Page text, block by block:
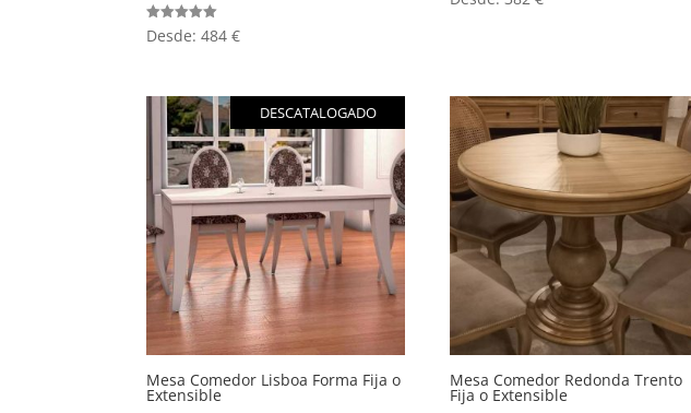
Valorado
con
Desde:484€
DESCATALOGADO
Mesa Comedor Lisboa Forma Fija o
Extensible
Mesa Comedor Redonda Trento
Fija o Extensible